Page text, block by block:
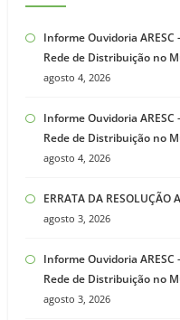
Informe Ouvidoria
Rede de Distribuição no
agosto 4, 2026
Informe Ouvidoria
Rede de Distribuição no
agosto 4, 2026
ERRATA DA RESOLUÇÃO
agosto 3, 2026
Informe Ouvidoria
Rede de Distribuição no
agosto 3, 2026